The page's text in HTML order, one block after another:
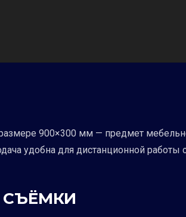
900×300 мм — предмет
удобна для дистанционной
СЪЁМКИ